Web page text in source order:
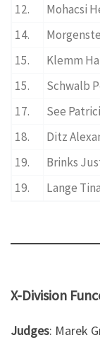
12.
Mohacsi
14.
15.
Klemm
15.
Schwalb
17.
See
18.
Ditz
19.
Brinks
19.
Lange Tina
X-Division
Judges: Marek